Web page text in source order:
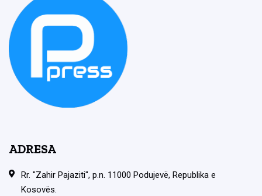
ADRESA
Rr. "Zahir Pajaziti", p.n. 11000 Podujevë, Republika e
Kosovës.